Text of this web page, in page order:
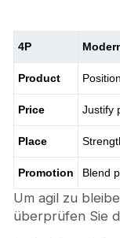
4P
Product
Price Justify
Place
Promotion Blend
Um agil zu
überprüfen Sie